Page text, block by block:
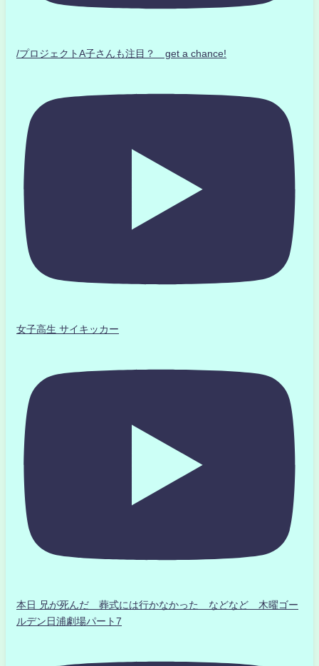
/プロジェクトA子さんも注目？ get a chance!
女子高生 サイキッカー
本日 兄が死んだ 葬式には行かなかった などなど 木曜ゴー
ルデン日浦劇場パート7